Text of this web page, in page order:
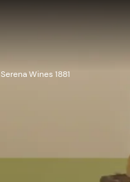
Serena Wines 1881